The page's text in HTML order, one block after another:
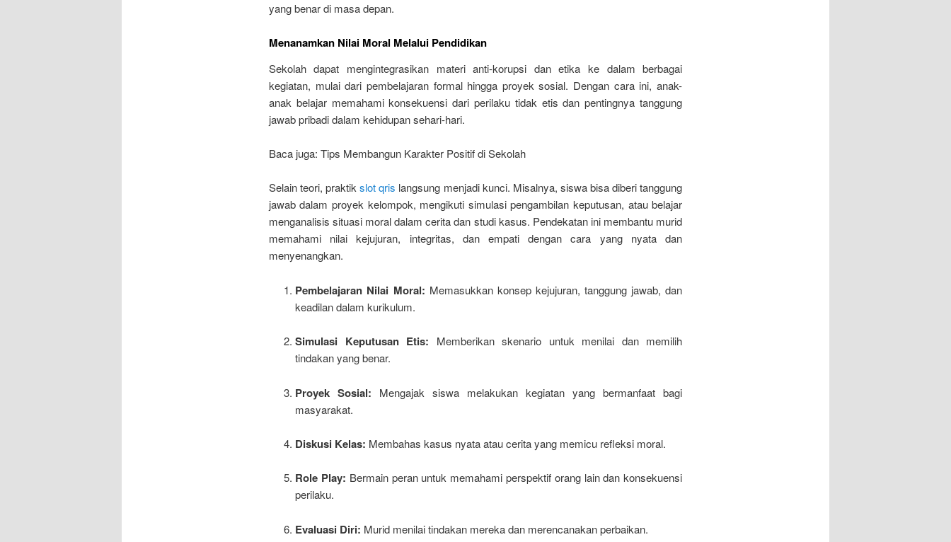
yang benar di masa depan.
Menanamkan Nilai Moral Melalui Pendidikan
Sekolah dapat mengintegrasikan materi anti-korupsi dan etika ke dalam berbagai
kegiatan, mulai dari pembelajaran formal hingga proyek sosial. Dengan cara ini, anak-
anak belajar memahami konsekuensi dari perilaku tidak etis dan pentingnya tanggung
jawab pribadi dalam kehidupan sehari-hari.
Baca juga: Tips Membangun Karakter Positif di Sekolah
Selain teori, praktikslot qris langsung menjadi kunci. Misalnya, siswa bisa diberi tanggung
jawab dalam proyek kelompok, mengikuti simulasi pengambilan keputusan, atau belajar
menganalisis situasi moral dalam cerita dan studi kasus. Pendekatan ini membantu murid
memahami nilai kejujuran, integritas, dan empati dengan cara yang nyata dan
menyenangkan.
Pembelajaran Nilai Moral: Memasukkan konsep kejujuran, tanggung jawab, dan
keadilan dalam kurikulum.
Simulasi Keputusan Etis: Memberikan skenario untuk menilai dan memilih
tindakan yang benar.
Proyek Sosial: Mengajak siswa melakukan kegiatan yang bermanfaat bagi
masyarakat.
Diskusi Kelas: Membahas kasus nyata atau cerita yang memicu refleksi moral.
Role Play: Bermain peran untuk memahami perspektif orang lain dan konsekuensi
perilaku.
Evaluasi Diri: Murid menilai tindakan mereka dan merencanakan perbaikan.